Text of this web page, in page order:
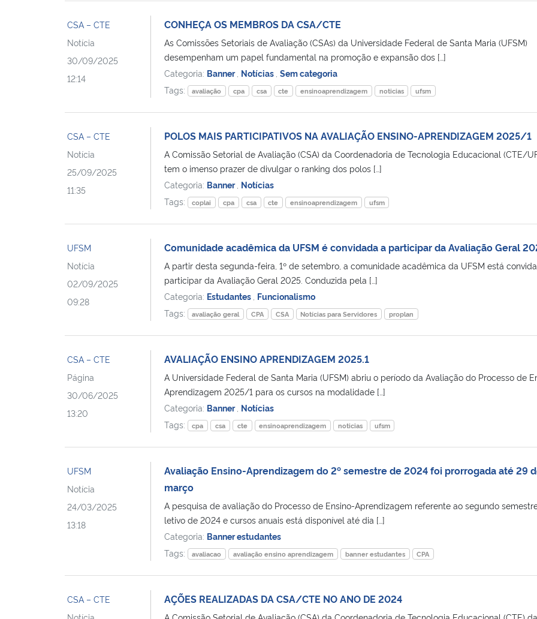
CSA – CTE
Notícia
30/09/2025
12:14
CONHEÇA OS MEMBROS DA CSA/CTE
As Comissões Setoriais de Avaliação (CSAs) da Universidade Federal de Santa Maria (UFSM)
desempenham um papel fundamental na promoção e expansão dos […]
Categoria: Banner Notícias Sem categoria
Tags:
avaliação cpa csa cte ensinoaprendizagem noticias ufsm
CSA – CTE
Notícia
25/09/2025
11:35
POLOS MAIS PARTICIPATIVOS NA AVALIAÇÃO ENSINO-APRENDIZAGEM 2025/1
A Comissão Setorial de Avaliação (CSA) da Coordenadoria de Tecnologia Educacional (CTE/
tem o imenso prazer de divulgar o ranking dos polos […]
Categoria: Banner Notícias
Tags:
coplai cpa csa cte ensinoaprendizagem ufsm
UFSM
Notícia
02/09/2025
09:28
Comunidade acadêmica da UFSM é convidada a participar da Avaliação Geral
A partir desta segunda-feira, 1º de setembro, a comunidade acadêmica da UFSM está
participar da Avaliação Geral 2025. Conduzida pela […]
Categoria: Estudantes Funcionalismo
Tags:
avaliação geral CPA CSA Notícias para Servidores proplan
CSA – CTE
Página
30/06/2025
13:20
AVALIAÇÃO ENSINO APRENDIZAGEM 2025.1
A Universidade Federal de Santa Maria (UFSM) abriu o período da Avaliação do Processo de
Aprendizagem 2025/1 para os cursos na modalidade […]
Categoria: Banner Notícias
Tags:
cpa csa cte ensinoaprendizagem noticias ufsm
UFSM
Notícia
24/03/2025
13:18
Avaliação Ensino-Aprendizagem do 2º semestre de 2024 foi prorrogada até 29
março
A pesquisa de avaliação do Processo de Ensino-Aprendizagem referente ao segundo
letivo de 2024 e cursos anuais está disponível até dia […]
Categoria: Banner estudantes
Tags:
avaliacao avaliação ensino aprendizagem banner estudantes CPA
CSA – CTE
Notícia
AÇÕES REALIZADAS DA CSA/CTE NO ANO DE 2024
A Comissão Setorial de Avaliação (CSA) da Coordenadoria de Tecnologia Educacional (CTE) da